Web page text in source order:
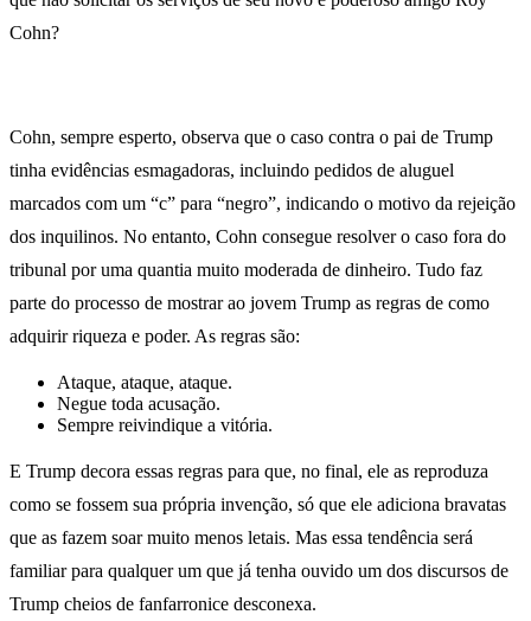
Cohn?
Cohn, sempre esperto, observa que o caso contra o pai de Trump
tinha evidências esmagadoras, incluindo pedidos de aluguel
marcados com um “c” para “negro”, indicando o motivo da rejeição
dos inquilinos. No entanto, Cohn consegue resolver o caso fora do
tribunal por uma quantia muito moderada de dinheiro. Tudo faz
parte do processo de mostrar ao jovem Trump as regras de como
adquirir riqueza e poder. As regras são:
Ataque, ataque, ataque.
Negue toda acusação.
Sempre reivindique a vitória.
E Trump decora essas regras para que, no final, ele as reproduza
como se fossem sua própria invenção, só que ele adiciona bravatas
que as fazem soar muito menos letais. Mas essa tendência será
familiar para qualquer um que já tenha ouvido um dos discursos de
Trump cheios de fanfarronice desconexa.